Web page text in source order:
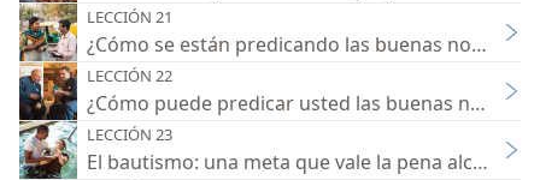
LECCIÓN 21
¿Cómo se están predicando las buenas noticias?
LECCIÓN 22
¿Cómo puede predicar usted las buenas noticias?
LECCIÓN 23
El bautismo: una meta que vale la pena alcanzar